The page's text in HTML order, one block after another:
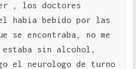
, los doctores
habia bebido por las
se encontraba, no me
sin alcohol,
el neurologo de turno